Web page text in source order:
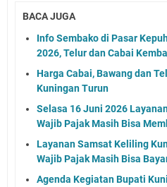
BACA JUGA
Info Sembako di Pasar
2026, Telur dan Cabai
Harga Cabai, Bawang dan
Kuningan Turun
Selasa 16 Juni 2026
Wajib Pajak Masih Bisa
Layanan Samsat Keliling
Wajib Pajak Masih Bisa
Agenda Kegiatan Bupati